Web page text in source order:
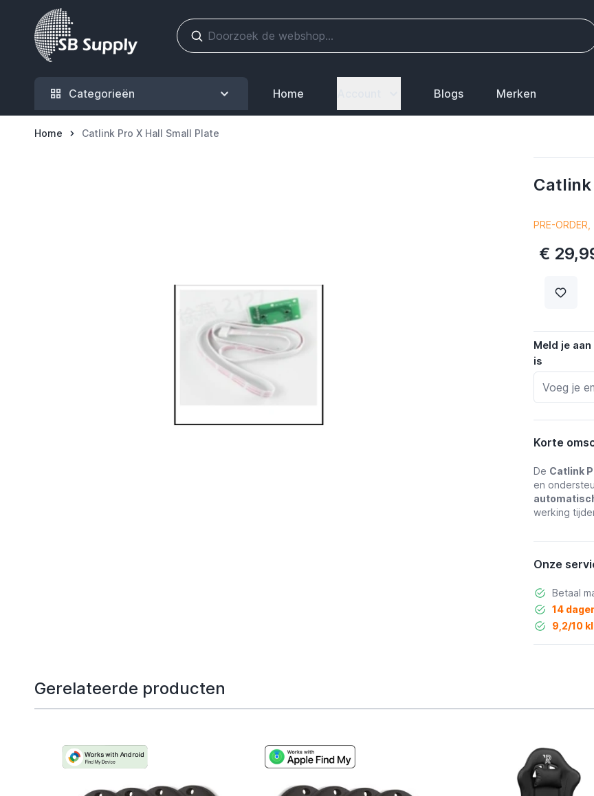
Ga naar de inhoud
Categorieën Home Blogs Merken
Home Catlink Pro X Hall Small Plate
Catlink
PRE-
€
Meld je
is
Korte
De Catlink
en
werking
Onze
Betaal
14
9,2/10
Gerelateerde producten